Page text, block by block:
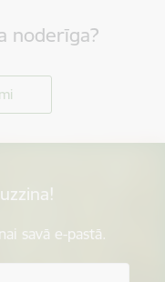
noderīga?
savā e-pastā.